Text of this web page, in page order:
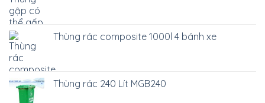
Thùng rác composite 1000l 4 bánh xe
Thùng rác 240 Lít MGB240